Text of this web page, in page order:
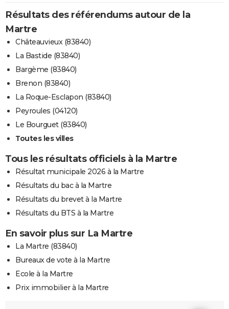
Résultats des référendums autour de la
Martre
Châteauvieux (83840)
La Bastide (83840)
Bargème (83840)
Brenon (83840)
La Roque-Esclapon (83840)
Peyroules (04120)
Le Bourguet (83840)
Toutes les villes
Tous les résultats officiels à la Martre
Résultat municipale 2026 à la Martre
Résultats du bac à la Martre
Résultats du brevet à la Martre
Résultats du BTS à la Martre
En savoir plus sur La Martre
La Martre (83840)
Bureaux de vote à la Martre
Ecole à la Martre
Prix immobilier à la Martre